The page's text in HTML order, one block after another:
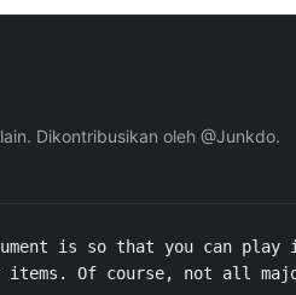
Dikontribusikan oleh @Junkdo.
is so that you can
items. Of course, not all